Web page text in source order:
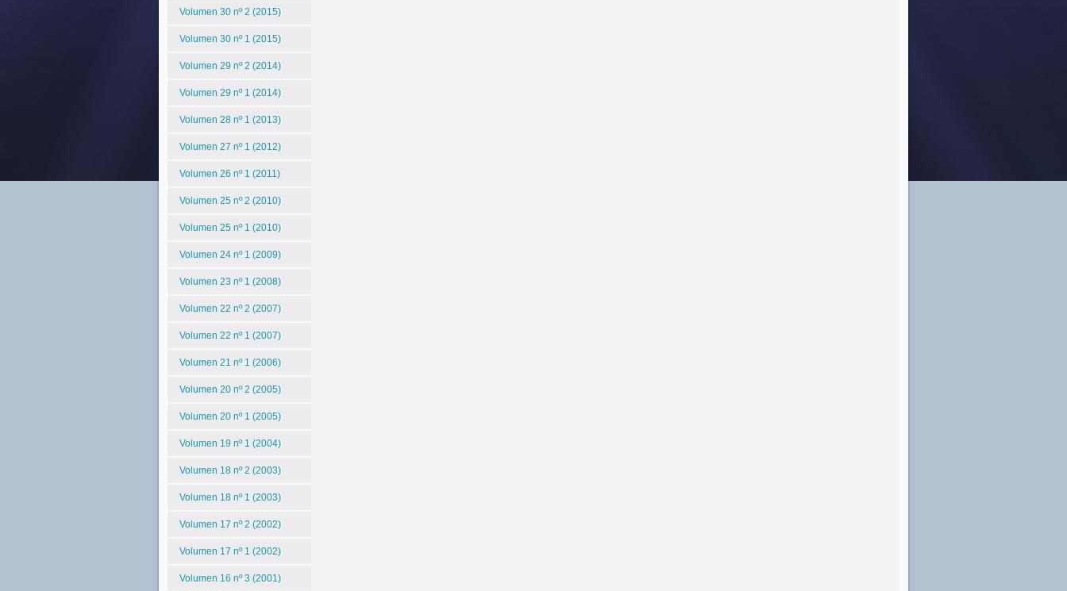
Volumen 30 nº 2 (2015)
Volumen 30 nº 1 (2015)
Volumen 29 nº 2 (2014)
Volumen 29 nº 1 (2014)
Volumen 28 nº 1 (2013)
Volumen 27 nº 1 (2012)
Volumen 26 nº 1 (2011)
Volumen 25 nº 2 (2010)
Volumen 25 nº 1 (2010)
Volumen 24 nº 1 (2009)
Volumen 23 nº 1 (2008)
Volumen 22 nº 2 (2007)
Volumen 22 nº 1 (2007)
Volumen 21 nº 1 (2006)
Volumen 20 nº 2 (2005)
Volumen 20 nº 1 (2005)
Volumen 19 nº 1 (2004)
Volumen 18 nº 2 (2003)
Volumen 18 nº 1 (2003)
Volumen 17 nº 2 (2002)
Volumen 17 nº 1 (2002)
Volumen 16 nº 3 (2001)